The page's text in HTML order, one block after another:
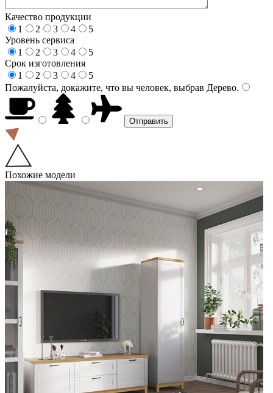
Качество продукции
1
2 3 4
5
Уровень сервиса
1
2 3 4
5
Срок изготовления
1
2 3 4
5
Пожалуйста, докажите, что вы человек, выбрав Дерево.
Похожие модели